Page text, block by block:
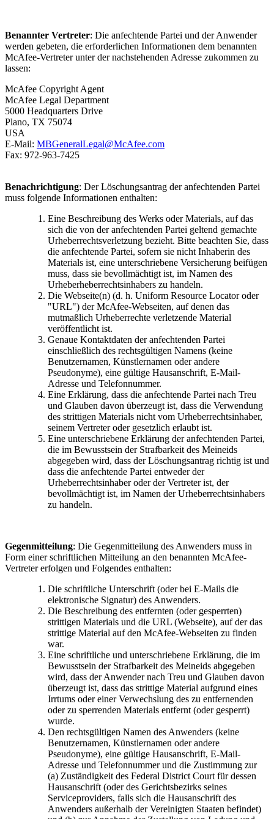
Benannter Vertreter: Die anfechtende Partei und der Anwender
werden gebeten, die erforderlichen Informationen dem benannten
McAfee-Vertreter unter der nachstehenden Adresse zukommen zu
lassen:
McAfee Copyright Agent
McAfee Legal Department
5000 Headquarters Drive
Plano, TX 75074
USA
E-Mail: MBGeneralLegal@McAfee.com
Fax: 972-963-7425
Benachrichtigung: Der Löschungsantrag der anfechtenden Partei
muss folgende Informationen enthalten:
Eine Beschreibung des Werks oder Materials, auf das
sich die von der anfechtenden Partei geltend gemachte
Urheberrechtsverletzung bezieht. Bitte beachten Sie, dass
die anfechtende Partei, sofern sie nicht Inhaberin des
Materials ist, eine unterschriebene Versicherung beifügen
muss, dass sie bevollmächtigt ist, im Namen des
Urheberheberrechtsinhabers zu handeln.
Die Webseite(n) (d. h. Uniform Resource Locator oder
"URL") der McAfee-Webseiten, auf denen das
mutmaßlich Urheberrechte verletzende Material
veröffentlicht ist.
Genaue Kontaktdaten der anfechtenden Partei
einschließlich des rechtsgültigen Namens (keine
Benutzernamen, Künstlernamen oder andere
Pseudonyme), eine gültige Hausanschrift, E-Mail-
Adresse und Telefonnummer.
Eine Erklärung, dass die anfechtende Partei nach Treu
und Glauben davon überzeugt ist, dass die Verwendung
des strittigen Materials nicht vom Urheberrechtsinhaber,
seinem Vertreter oder gesetzlich erlaubt ist.
Eine unterschriebene Erklärung der anfechtenden Partei,
die im Bewusstsein der Strafbarkeit des Meineids
abgegeben wird, dass der Löschungsantrag richtig ist und
dass die anfechtende Partei entweder der
Urheberrechtsinhaber oder der Vertreter ist, der
bevollmächtigt ist, im Namen der Urheberrechtsinhabers
zu handeln.
Gegenmitteilung: Die Gegenmitteilung des Anwenders muss in
Form einer schriftlichen Mitteilung an den benannten McAfee-
Vertreter erfolgen und Folgendes enthalten:
Die schriftliche Unterschrift (oder bei E-Mails die
elektronische Signatur) des Anwenders.
Die Beschreibung des entfernten (oder gesperrten)
strittigen Materials und die URL (Webseite), auf der das
strittige Material auf den McAfee-Webseiten zu finden
war.
Eine schriftliche und unterschriebene Erklärung, die im
Bewusstsein der Strafbarkeit des Meineids abgegeben
wird, dass der Anwender nach Treu und Glauben davon
überzeugt ist, dass das strittige Material aufgrund eines
Irrtums oder einer Verwechslung des zu entfernenden
oder zu sperrenden Materials entfernt (oder gesperrt)
wurde.
Den rechtsgültigen Namen des Anwenders (keine
Benutzernamen, Künstlernamen oder andere
Pseudonyme), eine gültige Hausanschrift, E-Mail-
Adresse und Telefonnummer und die Zustimmung zur
(a) Zuständigkeit des Federal District Court für dessen
Hausanschrift (oder des Gerichtsbezirks seines
Serviceproviders, falls sich die Hausanschrift des
Anwenders außerhalb der Vereinigten Staaten befindet)